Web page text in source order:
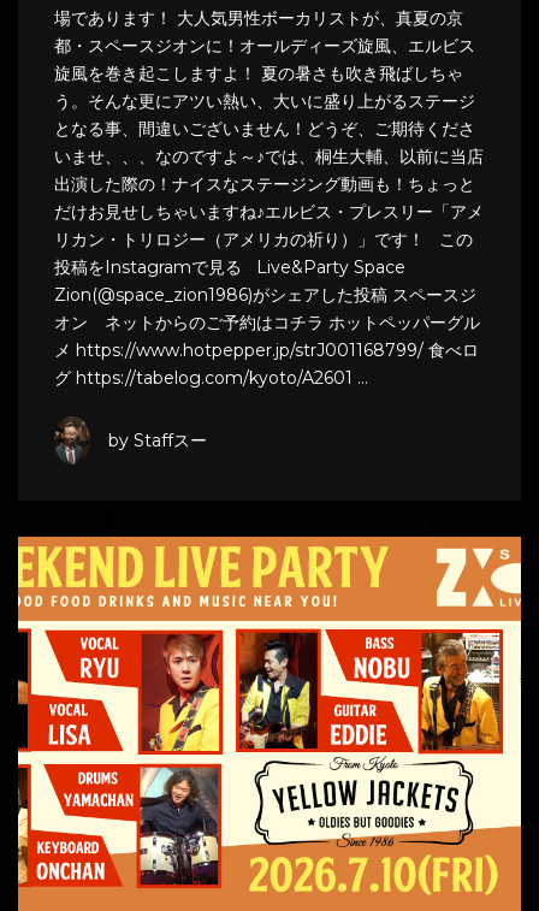
場であります！ 大人気男性ボーカリストが、真夏の京
都・スペースジオンに！オールディーズ旋風、エルビス
旋風を巻き起こしますよ！ 夏の暑さも吹き飛ばしちゃ
う。そんな更にアツい熱い、大いに盛り上がるステージ
となる事、間違いございません！どうぞ、ご期待くださ
いませ、、、なのですよ～♪では、桐生大輔、以前に当店
出演した際の！ナイスなステージング動画も！ちょっと
だけお見せしちゃいますね♪エルビス・プレスリー「アメ
リカン・トリロジー（アメリカの祈り）」です！ この
投稿をInstagramで見る Live&Party Space
Zion(@space_zion1986)がシェアした投稿 スペースジ
オン ネットからのご予約はコチラ ホットペッパーグル
メ https://www.hotpepper.jp/strJ001168799/ 食べロ
グ https://tabelog.com/kyoto/A2601 …
by Staffスー